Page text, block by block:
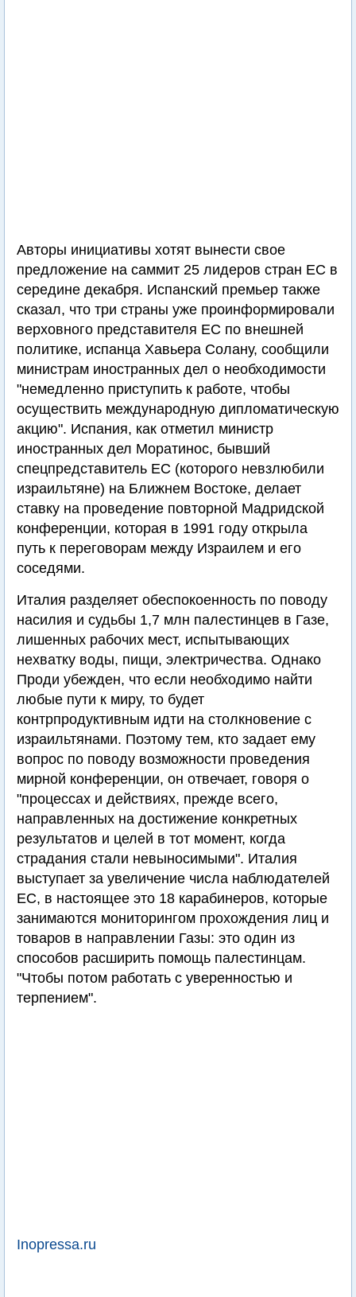
Авторы инициативы хотят вынести свое
предложение на саммит 25 лидеров стран ЕС в
середине декабря. Испанский премьер также
сказал, что три страны уже проинформировали
верховного представителя ЕС по внешней
политике, испанца Хавьера Солану, сообщили
министрам иностранных дел о необходимости
"немедленно приступить к работе, чтобы
осуществить международную дипломатическую
акцию". Испания, как отметил министр
иностранных дел Моратинос, бывший
спецпредставитель ЕС (которого невзлюбили
израильтяне) на Ближнем Востоке, делает
ставку на проведение повторной Мадридской
конференции, которая в 1991 году открыла
путь к переговорам между Израилем и его
соседями.
Италия разделяет обеспокоенность по поводу
насилия и судьбы 1,7 млн палестинцев в Газе,
лишенных рабочих мест, испытывающих
нехватку воды, пищи, электричества. Однако
Проди убежден, что если необходимо найти
любые пути к миру, то будет
контрпродуктивным идти на столкновение с
израильтянами. Поэтому тем, кто задает ему
вопрос по поводу возможности проведения
мирной конференции, он отвечает, говоря о
"процессах и действиях, прежде всего,
направленных на достижение конкретных
результатов и целей в тот момент, когда
страдания стали невыносимыми". Италия
выступает за увеличение числа наблюдателей
ЕС, в настоящее это 18 карабинеров, которые
занимаются мониторингом прохождения лиц и
товаров в направлении Газы: это один из
способов расширить помощь палестинцам.
"Чтобы потом работать с уверенностью и
терпением".
Inopressa.ru